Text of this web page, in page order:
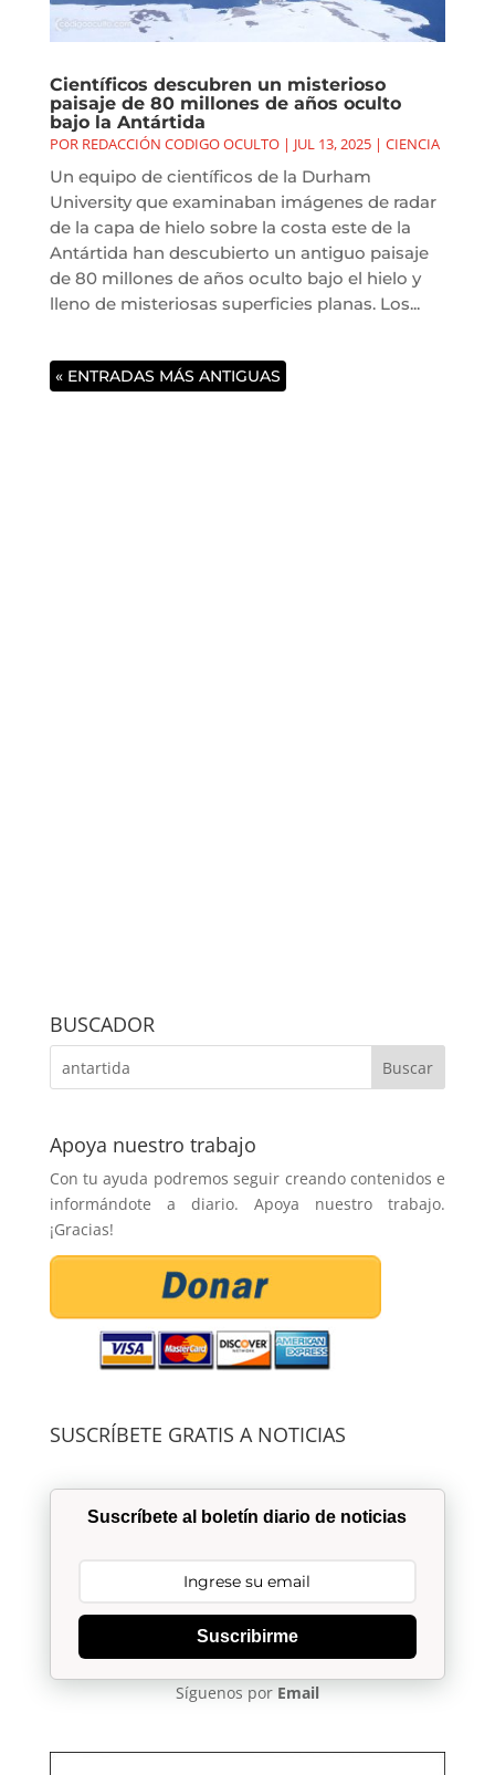
Científicos descubren un misterioso
paisaje de 80 millones de años oculto
bajo la Antártida
POR REDACCIÓN CODIGO OCULTO| JUL 13, 2025| CIENCIA
Un equipo de científicos de la Durham
University que examinaban imágenes de radar
de la capa de hielo sobre la costa este de la
Antártida han descubierto un antiguo paisaje
de 80 millones de años oculto bajo el hielo y
lleno de misteriosas superficies planas. Los...
« ENTRADAS MÁS ANTIGUAS
BUSCADOR
Apoya nuestro trabajo
Con tu ayuda podremos seguir creando contenidos e
informándote a diario. Apoya nuestro trabajo.
¡Gracias!
SUSCRÍBETE GRATIS A NOTICIAS
Suscríbete al boletín diario de noticias
Suscribirme
Síguenos por Email